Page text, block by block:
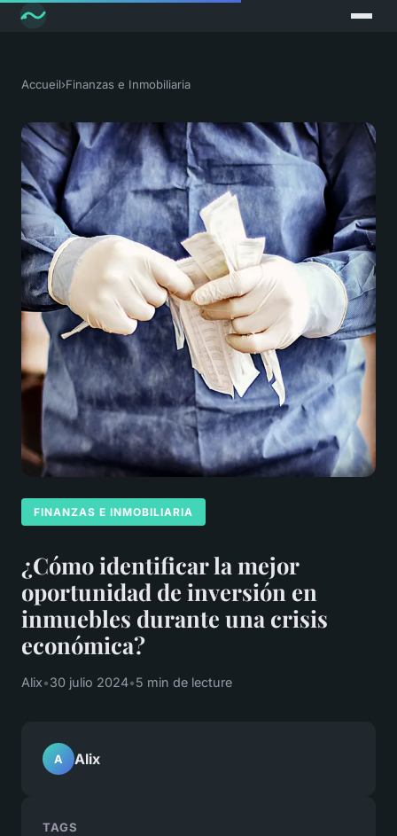
Accueil›Finanzas e Inmobiliaria
FINANZAS E INMOBILIARIA
¿Cómo identificar la mejor
oportunidad de inversión en
inmuebles durante una crisis
económica?
Alix•30 julio 2024•5 min de lecture
A Alix
TAGS